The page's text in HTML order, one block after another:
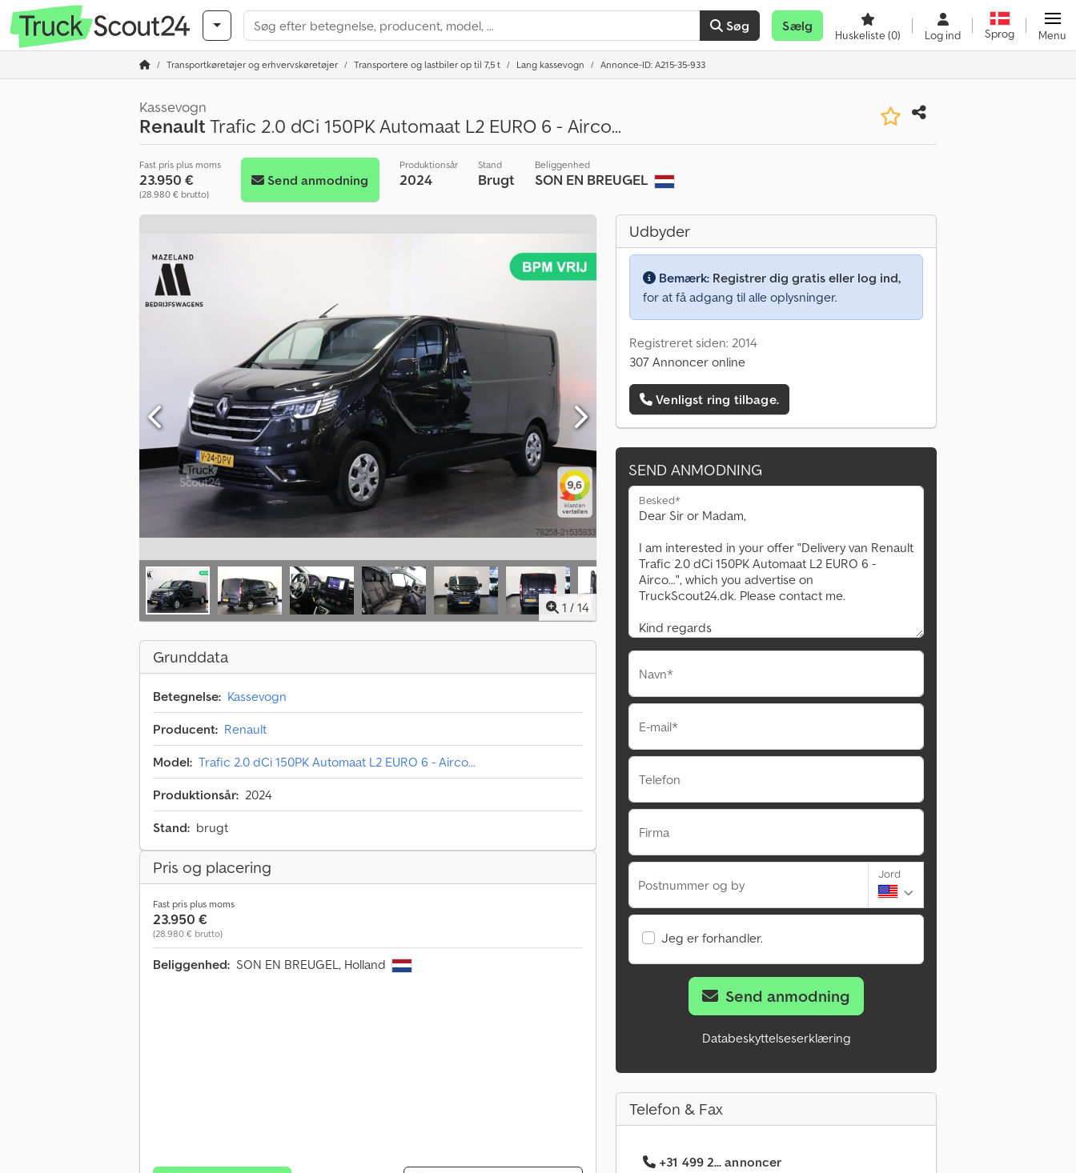
Søg Sælg
Huskeliste(0) Log ind Sprog Menu
Transportkøretøjer og erhvervskøretøjer Transportere og lastbiler op til 7,5 t Lang kassevogn Annonce-ID: A215-35-933
Kassevogn
RenaultTrafic 2.0 dCi 150PK Automaat L2 EURO 6 - Airco...
Fast pris plus moms
23.950 €
(28.980 € brutto)
Send anmodning
Produktionsår
2024
Stand
Brugt
Beliggenhed
SON EN BREUGEL
1 / 14
Grunddata
Betegnelse: Kassevogn
Producent: Renault
Model: Trafic 2.0 dCi 150PK Automaat L2 EURO 6 - Airco...
Produktionsår: 2024
Stand: brugt
Pris og placering
Fast pris plus moms
23.950 €
(28.980 € brutto)
Beliggenhed: SON EN BREUGEL, Holland
Udbyder
Bemærk: Registrer dig gratis eller log ind,
for at få adgang til alle oplysninger.
Registreret siden: 2014
307 Annoncer online
Venligst ring tilbage.
SEND ANMODNING
Besked*
Navn*
E-mail*
Telefon
Firma
Postnummer og by
Jord
Jeg er forhandler.
Send anmodning
Databeskyttelseserklæring
Telefon & Fax
+31 499 2... annoncer